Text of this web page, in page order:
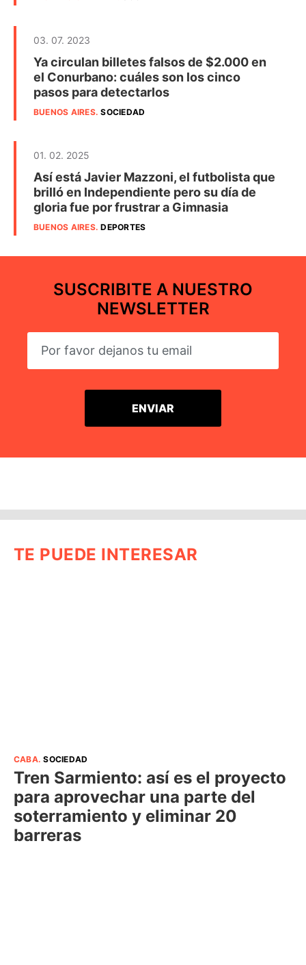
03. 07. 2023
Ya circulan billetes falsos de $2.000 en
el Conurbano: cuáles son los cinco
pasos para detectarlos
BUENOS AIRES.SOCIEDAD
01. 02. 2025
Así está Javier Mazzoni, el futbolista que
brilló en Independiente pero su día de
gloria fue por frustrar a Gimnasia
BUENOS AIRES.DEPORTES
SUSCRIBITE A NUESTRO
NEWSLETTER
TE PUEDE INTERESAR
CABA.SOCIEDAD
Tren Sarmiento: así es el proyecto
para aprovechar una parte del
soterramiento y eliminar 20
barreras